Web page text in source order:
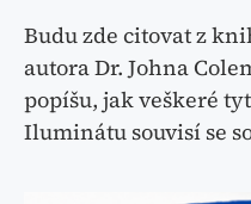
Budu zde citovat z
autora Dr. Johna
popíšu, jak veškeré
Iluminátu souvisí se